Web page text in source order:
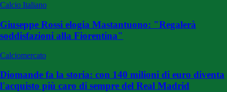
Calcio Italiano
Giuseppe Rossi elogia Mastantuono: "Regalerà
soddisfazioni alla Fiorentina"
Calciomercato
Diomande fa la storia: con 140 milioni di euro diventa
l'acquisto più caro di sempre del Real Madrid